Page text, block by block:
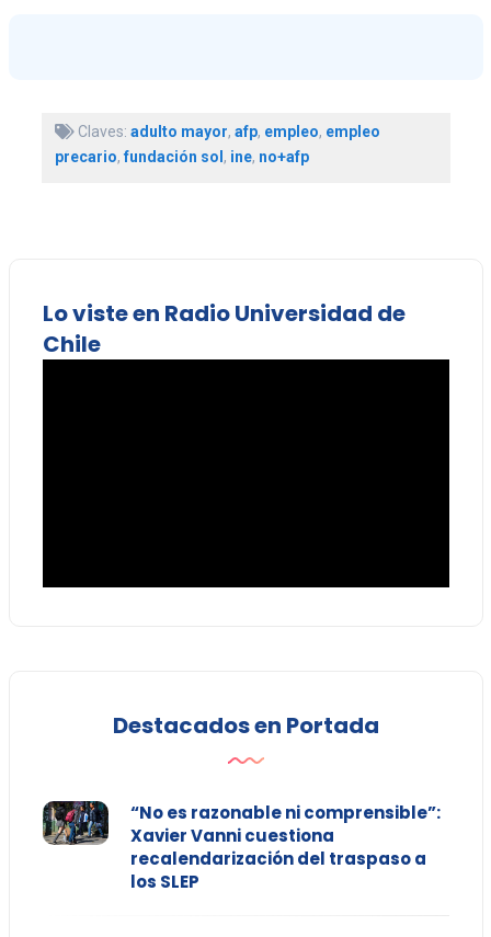
Claves: adulto mayor, afp, empleo, empleo
precario,fundación sol, ine, no+afp
Lo viste en Radio Universidad de
Chile
Destacados en Portada
“No es razonable ni comprensible”:
Xavier Vanni cuestiona
recalendarización del traspaso a
los SLEP